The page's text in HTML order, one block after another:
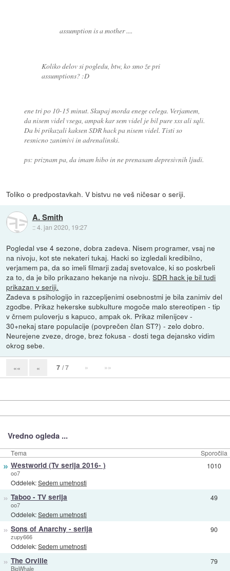
assumption is a mother ....
Koliko delov si pogledu, btw, ko smo že pri
assumptions? :D
ene tri po 10-15 minut. Skupaj morda enege celega. Verjamem,
da nisem videl vsega, ampak kar sem videl je bil pure xss ali sqli.
Da bi prikazali kaksen SDR hack pa nisem videl. Tisti so
resnicno zanimivi in adrenalinski.
ps: priznam pa, da imam hibo in ne prenasam depresivnih ljudi.
Toliko o predpostavkah. V bistvu ne veš ničesar o seriji.
A. Smith
::4. jan 2020, 19:27
Pogledal vse 4 sezone, dobra zadeva. Nisem programer, vsaj ne
na nivoju, kot ste nekateri tukaj. Hacki so izgledali kredibilno,
verjamem pa, da so imeli filmarji zadaj svetovalce, ki so poskrbeli
za to, da je bilo prikazano hekanje na nivoju.SDR hack je bil tudi
prikazan v seriji.
Zadeva s psihologijo in razcepljenimi osebnostmi je bila zanimiv del
zgodbe. Prikaz hekerske subkulture mogoče malo stereotipen - tip
v črnem puloverju s kapuco, ampak ok. Prikaz milenijcev -
30+nekaj stare populacije (povprečen član ST?) - zelo dobro.
Neurejene zveze, droge, brez fokusa - dosti tega dejansko vidim
okrog sebe.
«« « 7 / 7 » »»
Vredno ogleda ...
Tema Sporočila
» Westworld (Tv serija 2016- )
oo7
Oddelek:Sedem umetnosti
1010
» Taboo - TV serija
oo7
Oddelek:Sedem umetnosti
49
» Sons of Anarchy - serija
zupy666
Oddelek:Sedem umetnosti
90
» The Orville
BigWhale
79